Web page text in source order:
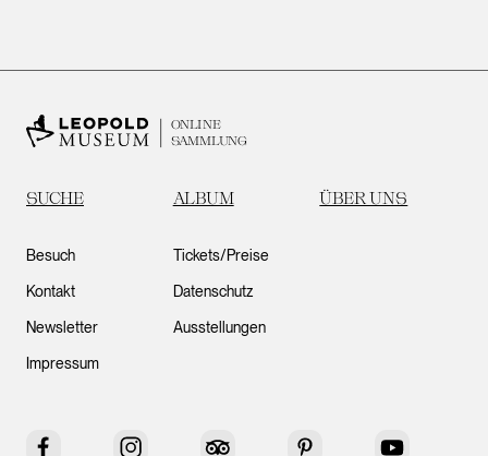
ONLINE
SAMMLUNG
SUCHE ALBUM ÜBER UNS
Besuch
Kontakt
Newsletter
Impressum
Tickets/Preise
Datenschutz
Ausstellungen